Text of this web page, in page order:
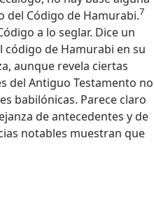
del Código de Hamurabi.7
a lo seglar. Dice un
de Hamurabi en su
aunque revela ciertas
del Antiguo Testamento no
babilónicas. Parece claro
de antecedentes y de
notables muestran que